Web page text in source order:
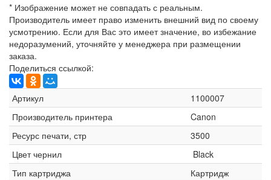
* Изображение может не совпадать с реальным.
Производитель имеет право изменить внешний вид по своему
усмотрению. Если для Вас это имеет значение, во избежание
недоразумений, уточняйте у менеджера при размещении
заказа.
Поделиться ссылкой:
Артикул
1100007
Производитель принтера
Canon
Ресурс печати, стр
3500
Цвет чернил
Black
Тип картриджа
Картридж